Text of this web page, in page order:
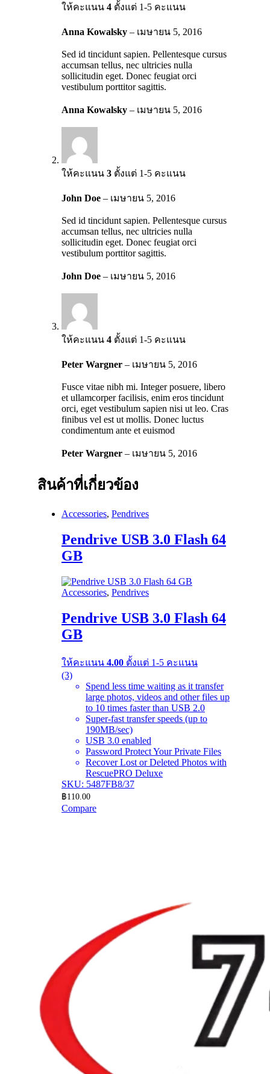
ให้คะแนน 4 ตั้งแต่ 1-5 คะแนน
Anna Kowalsky – เมษายน 5, 2016
Sed id tincidunt sapien. Pellentesque cursus
accumsan tellus, nec ultricies nulla
sollicitudin eget. Donec feugiat orci
vestibulum porttitor sagittis.
Anna Kowalsky – เมษายน 5, 2016
ให้คะแนน 3 ตั้งแต่ 1-5 คะแนน
John Doe – เมษายน 5, 2016
Sed id tincidunt sapien. Pellentesque cursus
accumsan tellus, nec ultricies nulla
sollicitudin eget. Donec feugiat orci
vestibulum porttitor sagittis.
John Doe – เมษายน 5, 2016
ให้คะแนน 4 ตั้งแต่ 1-5 คะแนน
Peter Wargner – เมษายน 5, 2016
Fusce vitae nibh mi. Integer posuere, libero
et ullamcorper facilisis, enim eros tincidunt
orci, eget vestibulum sapien nisi ut leo. Cras
finibus vel est ut mollis. Donec luctus
condimentum ante et euismod
Peter Wargner – เมษายน 5, 2016
สินค้าที่เกี่ยวข้อง
Accessories, Pendrives
Pendrive USB 3.0 Flash 64
GB
Accessories, Pendrives
Pendrive USB 3.0 Flash 64
GB
ให้คะแนน 4.00 ตั้งแต่ 1-5 คะแนน
(3)
Spend less time waiting as it transfer
large photos, videos and other files up
to 10 times faster than USB 2.0
Super-fast transfer speeds (up to
190MB/sec)
USB 3.0 enabled
Password Protect Your Private Files
Recover Lost or Deleted Photos with
RescuePRO Deluxe
SKU: 5487FB8/37
฿110.00
Compare